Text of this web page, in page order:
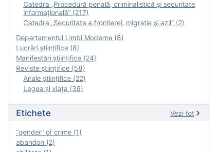
Catedra „Procedură penală, criminalistică și securitate
informațională” (217)
Catedra „Securitate a frontierei, migrație și azil” (2)
Departamentul Limbi Moderne (8)
Lucrări științifice (8)
Manifestări ştiinţifice (24)
Reviste ştiinţifice (58)
Anale ştiinţifice (22)
Legea şi viaţa (36)
Etichete Vezi tot
“gender” of crime (1)
abandon (2)